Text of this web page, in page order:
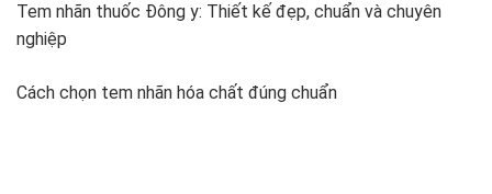
Tem nhãn thuốc Đông y: Thiết kế đẹp, chuẩn và chuyên
nghiệp
Cách chọn tem nhãn hóa chất đúng chuẩn